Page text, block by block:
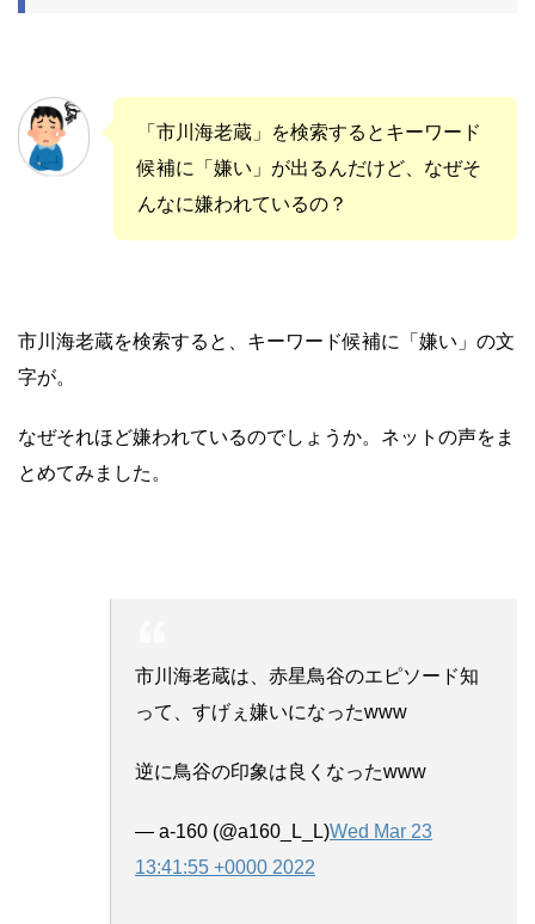
「市川海老蔵」を検索するとキーワード
候補に「嫌い」が出るんだけど、なぜそ
んなに嫌われているの？
市川海老蔵を検索すると、キーワード候補に「嫌い」の文
字が。
なぜそれほど嫌われているのでしょうか。ネットの声をま
とめてみました。
市川海老蔵は、赤星鳥谷のエピソード知
って、すげぇ嫌いになったwww
逆に鳥谷の印象は良くなったwww
— a-160 (@a160_L_L)Wed Mar 23
13:41:55 +0000 2022